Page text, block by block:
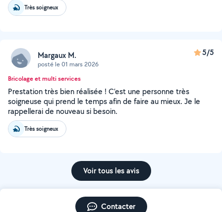
Très soigneux
Margaux M.
posté le 01 mars 2026
5/5
Bricolage et multi services
Prestation très bien réalisée ! C’est une personne très
soigneuse qui prend le temps afin de faire au mieux. Je le
rappellerai de nouveau si besoin.
Très soigneux
Voir tous les avis
Contacter